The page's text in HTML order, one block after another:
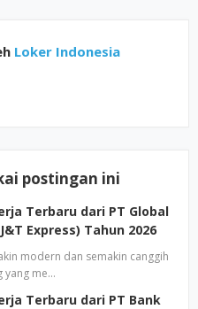
Loker Indonesia
postingan ini
Terbaru dari PT Global
Express) Tahun 2026
modern dan semakin canggih
yang me…
Terbaru dari PT Bank